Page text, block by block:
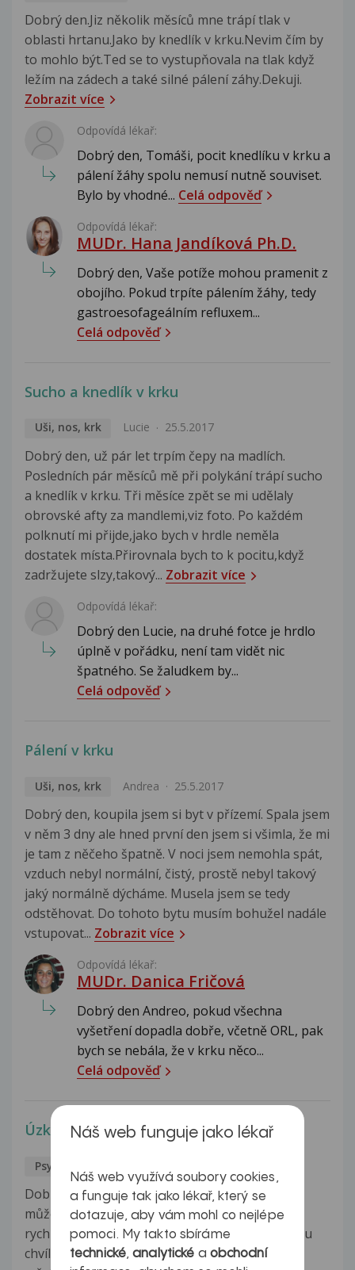
Dobrý den.Jiz několik měsíců mne trápí tlak v
oblasti hrtanu.Jako by knedlík v krku.Nevim čím by
to mohlo být.Ted se to vystupňovala na tlak když
ležím na zádech a také silné pálení záhy.Dekuji.
Zobrazit více
Odpovídá lékař:
Dobrý den, Tomáši, pocit knedlíku v krku a
pálení žáhy spolu nemusí nutně souviset.
Bylo by vhodné... Celá odpověď
Odpovídá lékař:
MUDr. Hana Jandíková Ph.D.
Dobrý den, Vaše potíže mohou pramenit z
obojího. Pokud trpíte pálením žáhy, tedy
gastroesofageálním refluxem...
Celá odpověď
Sucho a knedlík v krku
Uši, nos, krk Lucie 25.5.2017
Dobrý den, už pár let trpím čepy na madlích.
Posledních pár měsíců mě při polykání trápí sucho
a knedlík v krku. Tři měsíce zpět se mi udělaly
obrovské afty za mandlemi,viz foto. Po každém
polknutí mi přijde,jako bych v hrdle neměla
dostatek místa.Přirovnala bych to k pocitu,když
zadržujete slzy,takový... Zobrazit více
Odpovídá lékař:
Dobrý den Lucie, na druhé fotce je hrdlo
úplně v pořádku, není tam vidět nic
špatného. Se žaludkem by...
Celá odpověď
Pálení v krku
Uši, nos, krk Andrea 25.5.2017
Dobrý den, koupila jsem si byt v přízemí. Spala jsem
v něm 3 dny ale hned první den jsem si všimla, že mi
je tam z něčeho špatně. V noci jsem nemohla spát,
vzduch nebyl normální, čistý, prostě nebyl takový
jaký normálně dýcháme. Musela jsem se tedy
odstěhovat. Do tohoto bytu musím bohužel nadále
vstupovat... Zobrazit více
Odpovídá lékař:
MUDr. Danica Fričová
Dobrý den Andreo, pokud všechna
vyšetření dopadla dobře, včetně ORL, pak
bych se nebála, že v krku něco...
Celá odpověď
Úzkost a bušení srdce
Psychika
Dobrý den, je mi 19 let a chtěl bych se zeptat co
může mít za příčinu když mi z ničeho nic začne
rychle bít srdce, mám "knedlík" v krku a je mi v tu
chvíli úzko. Donedávna to bylo jen párkrát do
Náš web funguje jako lékař
Náš web využívá soubory cookies,
a funguje tak jako lékař, který se
dotazuje, aby vám mohl co nejlépe
pomoci. My takto sbíráme
technické,analytické a obchodní